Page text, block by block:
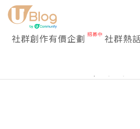
社群創作有價企劃 社群熱